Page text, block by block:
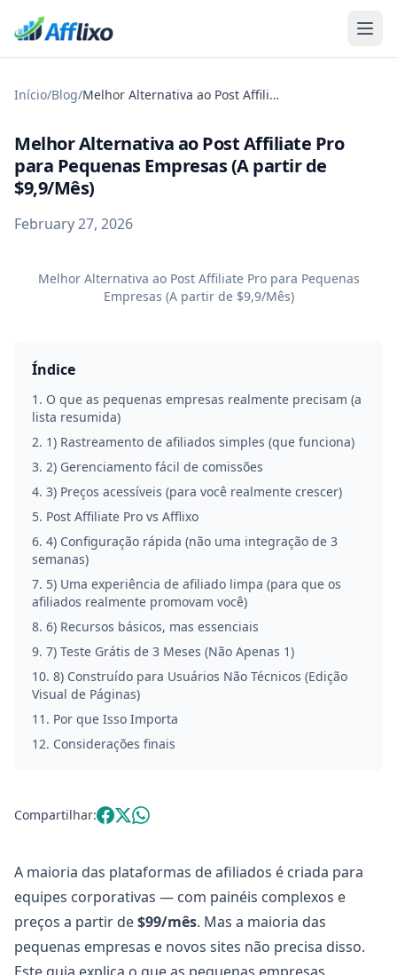
Início/Blog/ Melhor Alternativa ao Post Affiliate Pro para Pequenas Empresas (A partir de $9,9/Mês)
Melhor Alternativa ao Post Affiliate Pro
para Pequenas Empresas (A partir de
$9,9/Mês)
February 27, 2026
Melhor Alternativa ao Post Affiliate Pro para Pequenas
Empresas (A partir de $9,9/Mês)
Índice
1 . O que as pequenas empresas realmente precisam (a
lista resumida)
2. 1) Rastreamento de afiliados simples (que funciona)
3. 2) Gerenciamento fácil de comissões
4. 3) Preços acessíveis (para você realmente crescer)
5. Post Affiliate Pro vs Afflixo
6. 4) Configuração rápida (não uma integração de 3
semanas)
7. 5) Uma experiência de afiliado limpa (para que os
afiliados realmente promovam você)
8. 6) Recursos básicos, mas essenciais
9. 7) Teste Grátis de 3 Meses (Não Apenas 1)
10. 8) Construído para Usuários Não Técnicos (Edição
Visual de Páginas)
11 . Por que Isso Importa
12. Considerações finais
Compartilhar:
A maioria das plataformas de afiliados é criada para
equipes corporativas — com painéis complexos e
preços a partir de$99/mês. Mas a maioria das
pequenas empresas e novos sites não precisa disso.